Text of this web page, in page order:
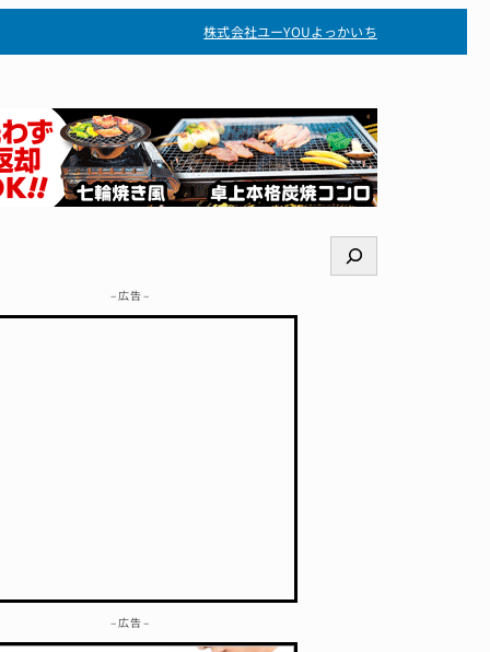
株式会社ユーYOUよっかいち
検
索
– 広告 –
– 広告 –